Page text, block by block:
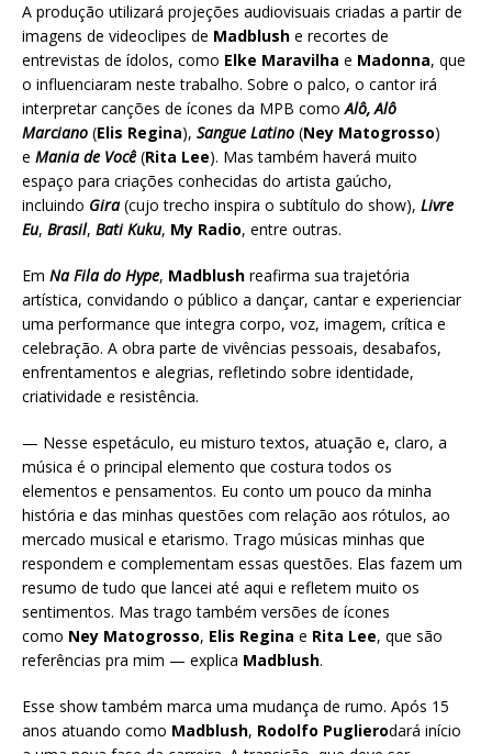
A produção utilizará projeções audiovisuais criadas a partir de
imagens de videoclipes de Madblush e recortes de
entrevistas de ídolos, como Elke Maravilha e Madonna, que
o influenciaram neste trabalho. Sobre o palco, o cantor irá
interpretar canções de ícones da MPB comoAlô, Alô
Marciano (Elis Regina), Sangue Latino (Ney Matogrosso)
e Mania de Você (Rita Lee). Mas também haverá muito
espaço para criações conhecidas do artista gaúcho,
incluindo Gira(cujo trecho inspira o subtítulo do show), Livre
Eu, Brasil, Bati Kuku, My Radio, entre outras.
Em Na Fila do Hype, Madblush reafirma sua trajetória
artística, convidando o público a dançar, cantar e experienciar
uma performance que integra corpo, voz, imagem, crítica e
celebração. A obra parte de vivências pessoais, desabafos,
enfrentamentos e alegrias, refletindo sobre identidade,
criatividade e resistência.
— Nesse espetáculo, eu misturo textos, atuação e, claro, a
música é o principal elemento que costura todos os
elementos e pensamentos. Eu conto um pouco da minha
história e das minhas questões com relação aos rótulos, ao
mercado musical e etarismo. Trago músicas minhas que
respondem e complementam essas questões. Elas fazem um
resumo de tudo que lancei até aqui e refletem muito os
sentimentos. Mas trago também versões de ícones
como Ney Matogrosso, Elis Regina e Rita Lee, que são
referências pra mim — explica Madblush.
Esse show também marca uma mudança de rumo. Após 15
anos atuando como Madblush, Rodolfo Puglierodará início